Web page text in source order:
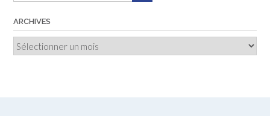
ARCHIVES
Archives